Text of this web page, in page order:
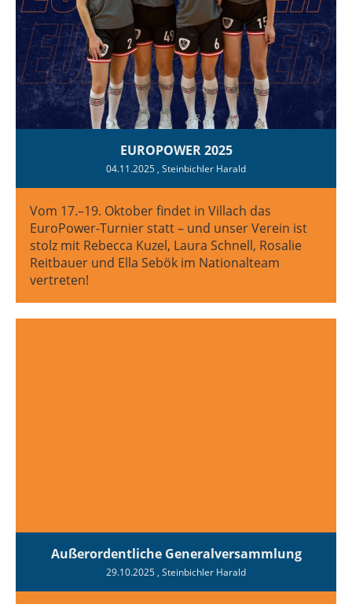
EUROPOWER 2025
04.11.2025 , Steinbichler Harald
Vom 17.–19. Oktober findet in Villach das
EuroPower-Turnier statt – und unser Verein ist
stolz mit Rebecca Kuzel, Laura Schnell, Rosalie
Reitbauer und Ella Sebök im Nationalteam
vertreten!
Außerordentliche Generalversammlung
29.10.2025 , Steinbichler Harald